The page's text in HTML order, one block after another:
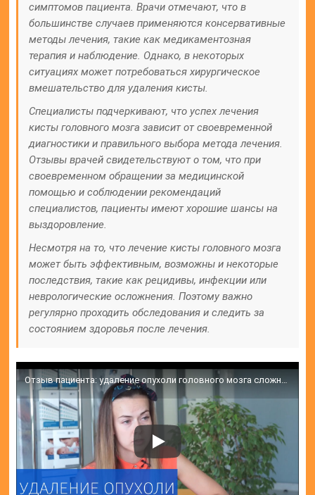
симптомов пациента. Врачи отмечают, что в
большинстве случаев применяются консервативные
методы лечения, такие как медикаментозная
терапия и наблюдение. Однако, в некоторых
ситуациях может потребоваться хирургическое
вмешательство для удаления кисты.
Специалисты подчеркивают, что успех лечения
кисты головного мозга зависит от своевременной
диагностики и правильного выбора метода лечения.
Отзывы врачей свидетельствуют о том, что при
своевременном обращении за медицинской
помощью и соблюдении рекомендаций
специалистов, пациенты имеют хорошие шансы на
выздоровление.
Несмотря на то, что лечение кисты головного мозга
может быть эффективным, возможны и некоторые
последствия, такие как рецидивы, инфекции или
неврологические осложнения. Поэтому важно
регулярно проходить обследования и следить за
состоянием здоровья после лечения.
Отзыв пациента: удаление опухоли головного мозга сложной локализации